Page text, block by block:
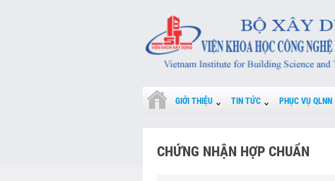
GIỚI THIỆU TIN TỨC PHỤC VỤ QLNN
CHỨNG NHẬN HỢP CHUẨN